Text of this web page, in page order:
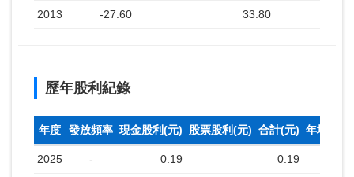
2013 -27.60 33.80
歷年股利紀錄
年度 發放頻率 現金股利(元) 股票股利(元) 合計(元) 年均收盤
2025 - 0.19 0.19